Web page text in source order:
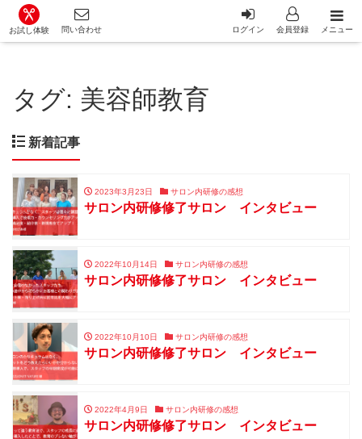
カット講習・カットスクール 日本カットアカデミー総合サ
お試し体験 問い合わせ ログイン 会員登録 メニュー
タグ: 美容師教育
新着記事
2023年3月23日 サロン内研修の感想
サロン内研修修了サロン インタビュー
2022年10月14日 サロン内研修の感想
サロン内研修修了サロン インタビュー
2022年10月10日 サロン内研修の感想
サロン内研修修了サロン インタビュー
2022年4月9日 サロン内研修の感想
サロン内研修修了サロン インタビュー